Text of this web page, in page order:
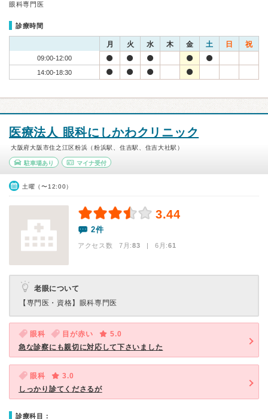
眼科専門医
診療時間
月 火 水 木 金 土 日 祝
09:00-12:00
14:00-18:30
医療法人 眼科にしかわクリニック
大阪府大阪市住之江区粉浜（粉浜駅、住吉駅、住吉大社駅）
駐車場あり マイナ受付
土曜（〜12:00）
3.44
2件
アクセス数 7月:83 | 6月:61
老眼について
【専門医・資格】 眼科専門医
眼科 目が赤い
5.0
急な診察にも親切に対応して下さいました
眼科
3.0
しっかり診てくださるが
診療科目：